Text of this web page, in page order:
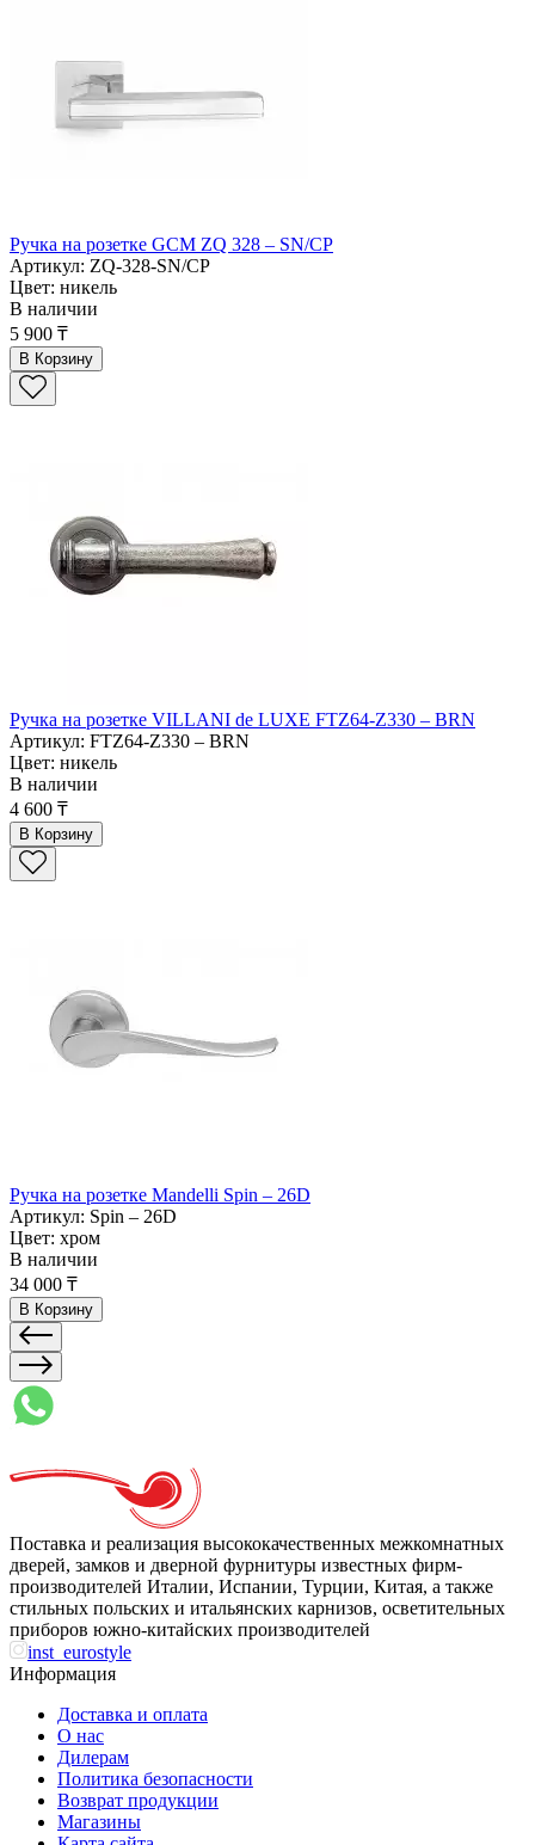
Ручка на розетке GCM ZQ 328 – SN/CP
Артикул: ZQ-328-SN/CP
Цвет: никель
В наличии
5 900 ₸
В Корзину
Ручка на розетке VILLANI de LUXE FTZ64-Z330 – BRN
Артикул: FTZ64-Z330 – BRN
Цвет: никель
В наличии
4 600 ₸
В Корзину
Ручка на розетке Mandelli Spin – 26D
Артикул: Spin – 26D
Цвет: хром
В наличии
34 000 ₸
В Корзину
Поставка и реализация высококачественных межкомнатных
дверей, замков и дверной фурнитуры известных фирм-
производителей Италии, Испании, Турции, Китая, а также
стильных польских и итальянских карнизов, осветительных
приборов южно-китайских производителей
inst_eurostyle
Информация
Доставка и оплата
О нас
Дилерам
Политика безопасности
Возврат продукции
Магазины